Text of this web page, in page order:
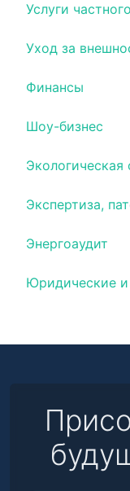
Услуги
Уход за
Финансы
Шоу-бизнес
Экологическая
Экспертиза,
Энергоаудит
Юридические и